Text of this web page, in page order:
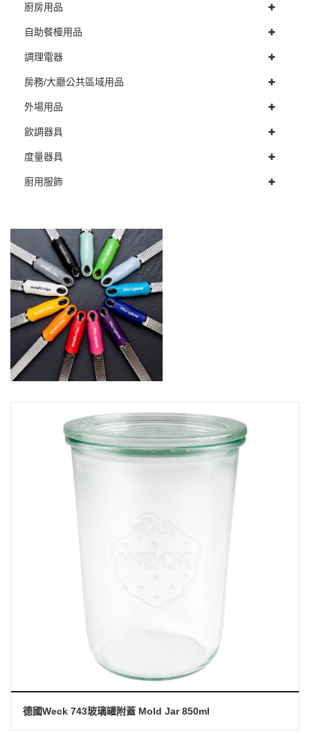
廚房用品
自助餐檯用品
調理電器
房務/大廳公共區域用品
外場用品
飲調器具
度量器具
廚用服飾
德國Weck 743玻璃罐附蓋 Mold Jar 850ml